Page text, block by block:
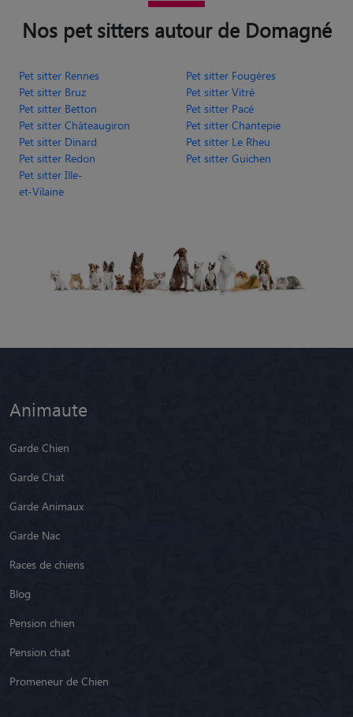
Nos pet sitters autour de Domagné
Pet sitter Rennes
Pet sitter Fougères
Pet sitter Bruz
Pet sitter Vitré
Pet sitter Betton
Pet sitter Pacé
Pet sitter Châteaugiron
Pet sitter Chantepie
Pet sitter Dinard
Pet sitter Le Rheu
Pet sitter Redon
Pet sitter Guichen
Pet sitter Ille-
et-Vilaine
Animaute
Garde Chien
Garde Chat
Garde Animaux
Garde Nac
Races de chiens
Blog
Pension chien
Pension chat
Promeneur de Chien